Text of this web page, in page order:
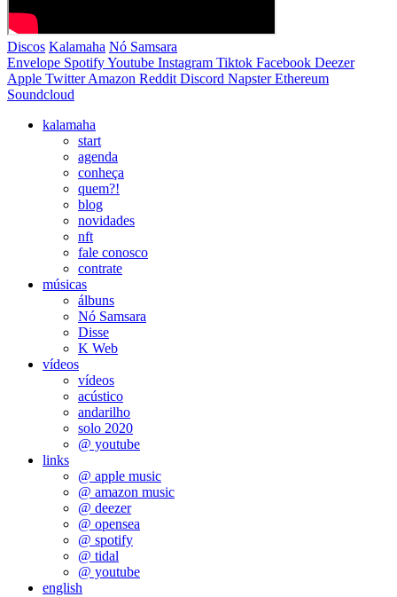
Discos Kalamaha Nó Samsara
Envelope SpotifyYoutube Instagram Tiktok Facebook Deezer
Apple TwitterAmazon Reddit Discord Napster Ethereum
Soundcloud
kalamaha
start
agenda
conheça
quem?!
blog
novidades
nft
fale conosco
contrate
músicas
álbuns
Nó Samsara
Disse
K Web
vídeos
vídeos
acústico
andarilho
solo 2020
@ youtube
links
@ apple music
@ amazon music
@ deezer
@ opensea
@ spotify
@ tidal
@ youtube
english